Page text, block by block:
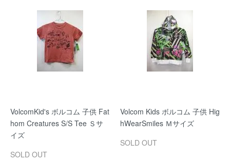
VolcomKid's ボルコム 子供 Fat
hom Creatures S/S Tee Ｓサ
イズ
SOLD OUT
Volcom Kids ボルコム 子供 Hig
hWearSmiles Ｍサイズ
SOLD OUT